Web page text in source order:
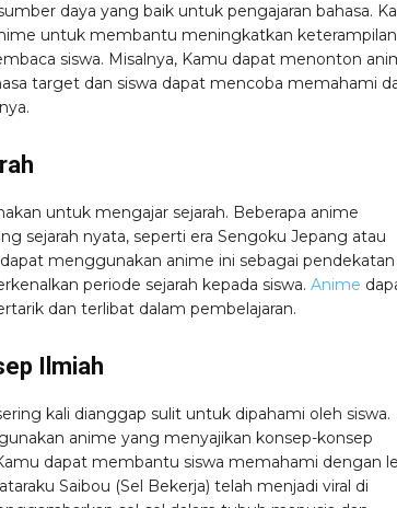
daya yang baik untuk pengajaran bahasa.
untuk membantu meningkatkan keterampilan
siswa. Misalnya, Kamu dapat menonton
target dan siswa dapat mencoba memahami
untuk mengajar sejarah. Beberapa anime
sejarah nyata, seperti era Sengoku Jepang atau
menggunakan anime ini sebagai pendekatan
periode sejarah kepada siswa. Anime
dan terlibat dalam pembelajaran.
Ilmiah
kali dianggap sulit untuk dipahami oleh siswa.
anime yang menyajikan konsep-konsep
dapat membantu siswa memahami dengan
Saibou (Sel Bekerja) telah menjadi viral di